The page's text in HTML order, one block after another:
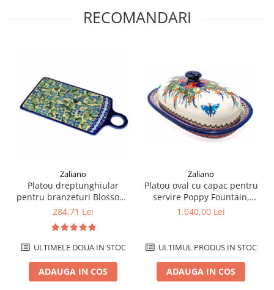
RECOMANDARI
Zaliano
Platou dreptunghiular
pentru branzeturi Blossom,
ceramica smaltuita, pictat
284,71 Lei
ULTIMELE DOUA IN STOC
ADAUGA IN COS
Zaliano
Platou oval cu capac pentru
servire Poppy Fountain,
ceramica smaltuita, pictat
1.040,00 Lei
ULTIMUL PRODUS IN STOC
ADAUGA IN COS